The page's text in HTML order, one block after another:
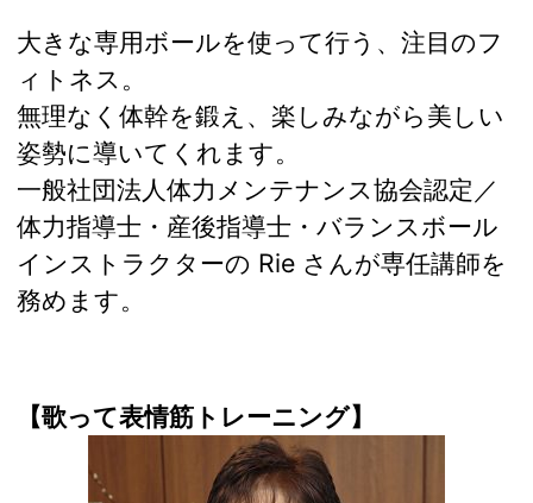
大きな専用ボールを使って行う、注目のフ
ィトネス。
無理なく体幹を鍛え、楽しみながら美しい
姿勢に導いてくれます。
一般社団法人体力メンテナンス協会認定／
体力指導士・産後指導士・バランスボール
インストラクターの Rie さんが専任講師を
務めます。
【歌って表情筋トレーニング】